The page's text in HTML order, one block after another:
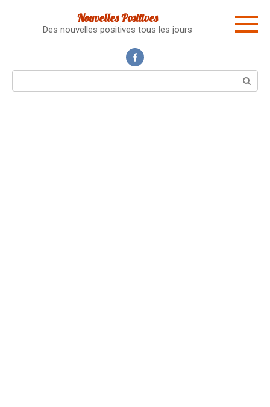
Nouvelles Positives
Des nouvelles positives tous les jours